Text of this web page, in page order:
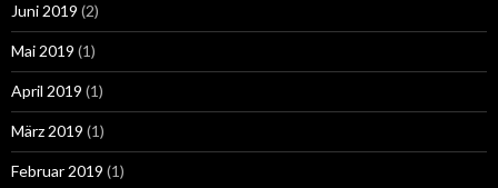
Juni 2019 (2)
Mai 2019 (1)
April 2019 (1)
März 2019 (1)
Februar 2019 (1)